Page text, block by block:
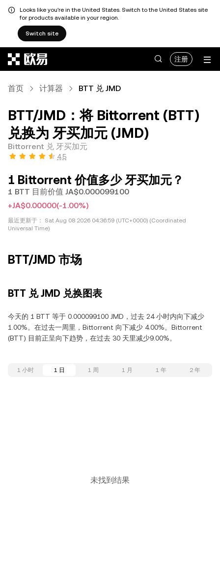
Looks like you're in the United States. Switch to the United States site
for products available in your region.
Switch site
注册
首页 计算器 BTT 兑 JMD
BTT/JMD：将 Bittorrent (BTT)
兑换为 牙买加元 (JMD)
Bittorrent 兑 牙买加元
4.5
1 Bittorrent 价值多少 牙买加元？
1 BTT 目前价值 JA$0.000099100
+JA$0.00000(-1.00%)
最近更新于：
Sat Aug 08 2026 04:36:59 (UTC+0000) (Coordinated
Universal Time)
BTT/JMD 市场
BTT 兑 JMD 兑换图表
今天的 1 BTT 等于 0.000099100 JMD，过去 24 小时内向下减少
1.00%。在过去一周里，Bittorrent 向下减少 4.00%。Bittorrent
(BTT) 目前正呈向下趋势，在过去 30 天里减少9.00%。
1 小时 1 日 1 周 1 月 1 年 2 年
未找到结果